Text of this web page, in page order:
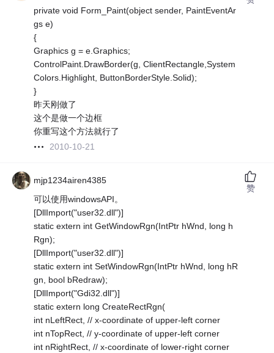
private void Form_Paint(object sender, PaintEventAr
gs e)
{
Graphics g = e.Graphics;
ControlPaint.DrawBorder(g, ClientRectangle,System
Colors.Highlight, ButtonBorderStyle.Solid);
}
昨天刚做了
这个是做一个边框
你重写这个方法就行了
2010-10-21
mjp1234airen4385
可以使用windowsAPI。
[DllImport("user32.dll")]
static extern int GetWindowRgn(IntPtr hWnd, long h
Rgn);
[DllImport("user32.dll")]
static extern int SetWindowRgn(IntPtr hWnd, long hR
gn, bool bRedraw);
[DllImport("Gdi32.dll")]
static extern long CreateRectRgn(
int nLeftRect, // x-coordinate of upper-left corner
int nTopRect, // y-coordinate of upper-left corner
int nRightRect, // x-coordinate of lower-right corner
赞